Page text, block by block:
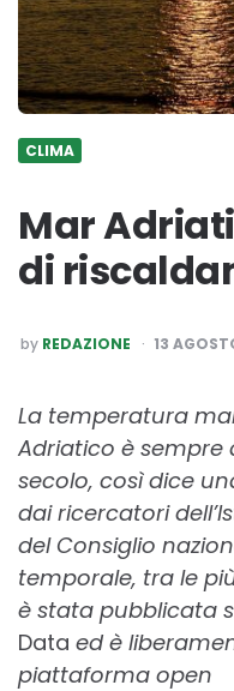
CLIMA
Mar
di
POSTED
BY
by REDAZIONE 13
La temperatura
Adriatico è sempre
secolo, così dice
dai ricercatori
del Consiglio
temporale, tra le
è stata pubblicata
Data ed è
piattaforma open